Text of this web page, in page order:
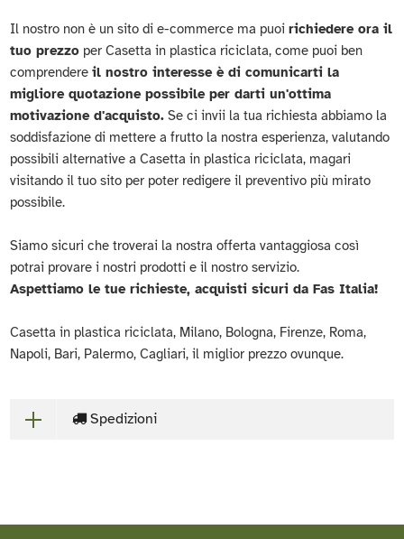
Il nostro non è un sito di e-commerce ma puoirichiedere ora il
tuo prezzo per Casetta in plastica riciclata, come puoi ben
comprendereil nostro interesse è di comunicarti la
migliore quotazione possibile per darti un'ottima
motivazione d'acquisto. Se ci invii la tua richiesta abbiamo la
soddisfazione di mettere a frutto la nostra esperienza, valutando
possibili alternative a Casetta in plastica riciclata, magari
visitando il tuo sito per poter redigere il preventivo più mirato
possibile.
Siamo sicuri che troverai la nostra offerta vantaggiosa così
potrai provare i nostri prodotti e il nostro servizio.
Aspettiamo le tue richieste, acquisti sicuri da Fas Italia!
Casetta in plastica riciclata, Milano, Bologna, Firenze, Roma,
Napoli, Bari, Palermo, Cagliari, il miglior prezzo ovunque.
Spedizioni